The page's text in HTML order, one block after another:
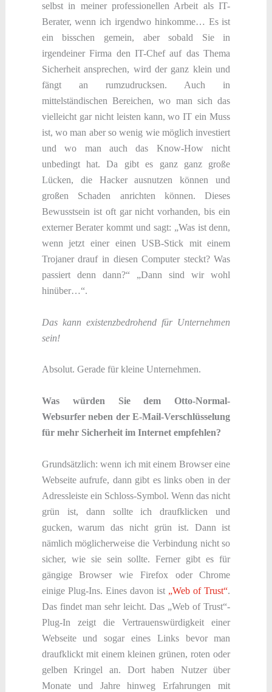
selbst in meiner professionellen Arbeit als IT-
Berater, wenn ich irgendwo hinkomme… Es ist
ein bisschen gemein, aber sobald Sie in
irgendeiner Firma den IT-Chef auf das Thema
Sicherheit ansprechen, wird der ganz klein und
fängt an rumzudrucksen. Auch in
mittelständischen Bereichen, wo man sich das
vielleicht gar nicht leisten kann, wo IT ein Muss
ist, wo man aber so wenig wie möglich investiert
und wo man auch das Know-How nicht
unbedingt hat. Da gibt es ganz ganz große
Lücken, die Hacker ausnutzen können und
großen Schaden anrichten können. Dieses
Bewusstsein ist oft gar nicht vorhanden, bis ein
externer Berater kommt und sagt: „Was ist denn,
wenn jetzt einer einen USB-Stick mit einem
Trojaner drauf in diesen Computer steckt? Was
passiert denn dann?“ „Dann sind wir wohl
hinüber…“.
Das kann existenzbedrohend für Unternehmen
sein!
Absolut. Gerade für kleine Unternehmen.
Was würden Sie dem Otto-Normal-
Websurfer neben der E-Mail-Verschlüsselung
für mehr Sicherheit im Internet empfehlen?
Grundsätzlich: wenn ich mit einem Browser eine
Webseite aufrufe, dann gibt es links oben in der
Adressleiste ein Schloss-Symbol. Wenn das nicht
grün ist, dann sollte ich draufklicken und
gucken, warum das nicht grün ist. Dann ist
nämlich möglicherweise die Verbindung nicht so
sicher, wie sie sein sollte. Ferner gibt es für
gängige Browser wie Firefox oder Chrome
einige Plug-Ins. Eines davon ist „Web of Trust“.
Das findet man sehr leicht. Das „Web of Trust“-
Plug-In zeigt die Vertrauenswürdigkeit einer
Webseite und sogar eines Links bevor man
draufklickt mit einem kleinen grünen, roten oder
gelben Kringel an. Dort haben Nutzer über
Monate und Jahre hinweg Erfahrungen mit